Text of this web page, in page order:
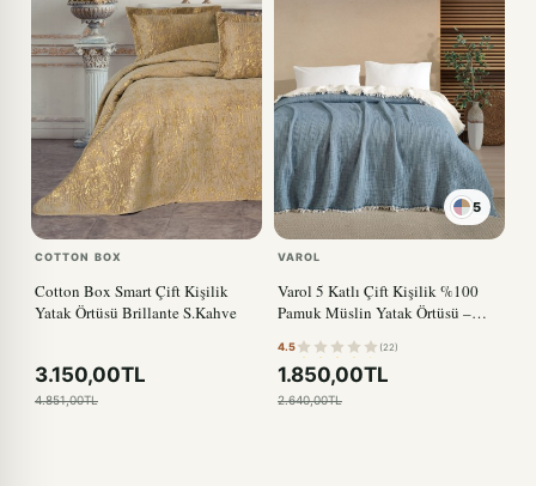
COTTON BOX
Cotton Box Smart Çift Kişilik
Yatak Örtüsü Brillante S.Kahve
3.150,00TL
4.851,00TL
5
VAROL
Varol 5 Katlı Çift Kişilik %100
Pamuk Müslin Yatak Örtüsü –
4.5 (22)
1.850,00TL
2.640,00TL